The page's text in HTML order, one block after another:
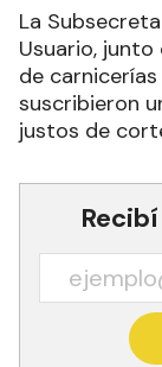
La
Usuario, junto
de carnicerías
suscribieron
justos de